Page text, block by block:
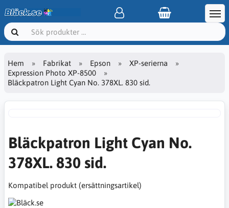
Hem Fabrikat Epson
XP-serierna
Expression Photo XP-8500
Bläckpatron Light Cyan No. 378XL. 830 sid.
Bläckpatron Light Cyan No.
378XL. 830 sid.
Kompatibel produkt (ersättningsartikel)